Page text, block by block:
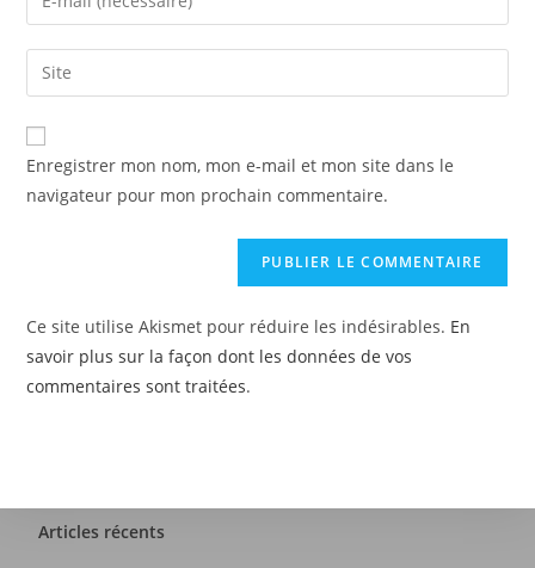
Enregistrer mon nom, mon e-mail et mon site dans le
navigateur pour mon prochain commentaire.
Ce site utilise Akismet pour réduire les indésirables. En
savoir plus sur la façon dont les données de vos
commentaires sont traitées.
Articles récents